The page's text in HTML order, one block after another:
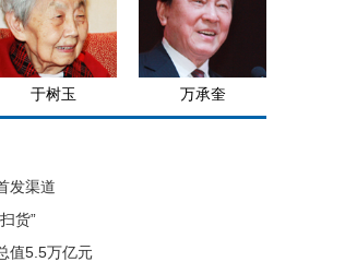
于树玉 万承奎
发渠道
货”
值5.5万亿元